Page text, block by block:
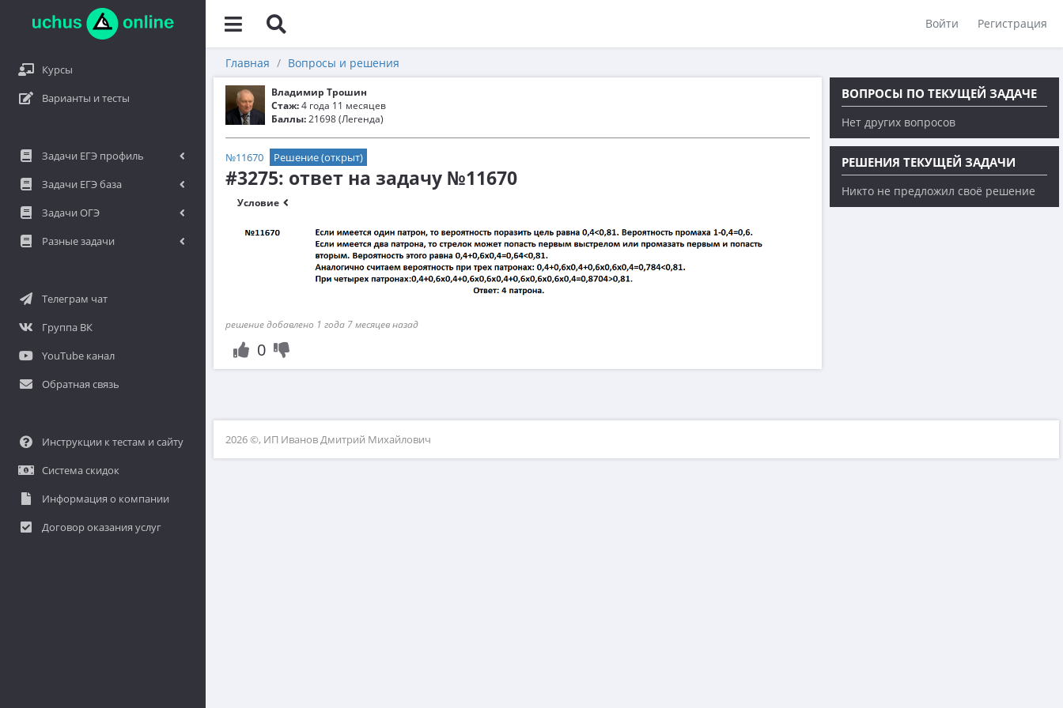
Войти Регистрация
Курсы
Варианты и тесты
Задачи ЕГЭ профиль
Задачи ЕГЭ база
Задачи ОГЭ
Разные задачи
Телеграм чат
Группа ВК
YouTube канал
Обратная связь
Инструкции к тестам и сайту
Система скидок
Информация о компании
Договор оказания услуг
Главная Вопросы и решения
Владимир Трошин
Стаж:4 года 11 месяцев
Баллы:21698 (Легенда)
№11670 Решение (открыт)
#3275: ответ на задачу №11670
Условие
решение добавлено 1 года 7 месяцев назад
0
ВОПРОСЫ ПО ТЕКУЩЕЙ ЗАДАЧЕ
Нет других вопросов
РЕШЕНИЯ ТЕКУЩЕЙ ЗАДАЧИ
Никто не предложил своё решение
2026 ©, ИП Иванов Дмитрий Михайлович